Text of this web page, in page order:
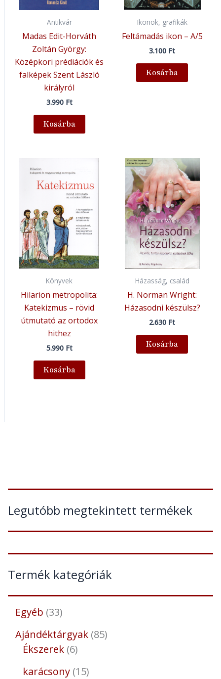
Legutóbb megtekintett termékek
Termék kategóriák
Egyéb 33
Ajándéktárgyak 85
Ékszerek 6
karácsony 15
Antikvár
Madas Edit-Horváth
Zoltán György:
Középkori prédiációk és
falképek Szent László
királyról
3.990 Ft
Kosárba
Ikonok, grafikák
Feltámadás ikon – A/5
3.100 Ft
Kosárba
Könyvek
Hilarion metropolita:
Katekizmus – rövid
útmutató az ortodox
hithez
5.990 Ft
Kosárba
Házasság, család
H. Norman Wright:
Házasodni készülsz?
2.630 Ft
Kosárba